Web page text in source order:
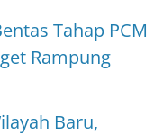
Tahap PCM
Rampung
Baru,